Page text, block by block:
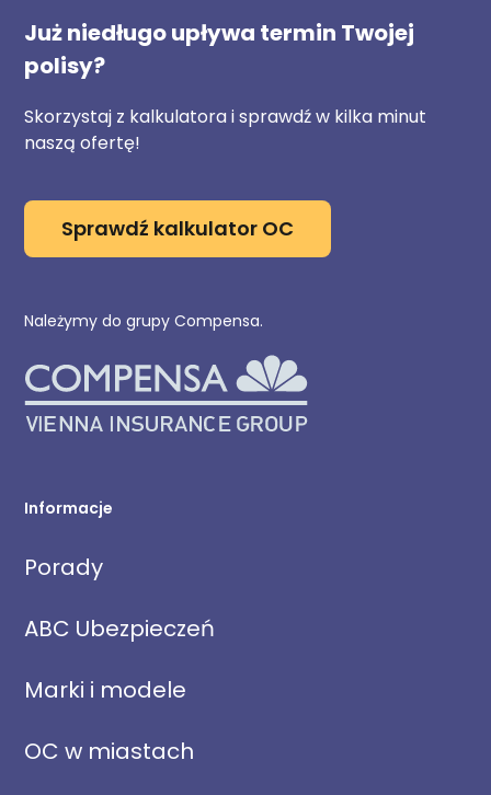
Już niedługo upływa termin Twojej
polisy?
Skorzystaj z kalkulatora i sprawdź w kilka minut
naszą ofertę!
Sprawdź kalkulator OC
Należymy do grupy Compensa.
Informacje
Porady
ABC Ubezpieczeń
Marki i modele
OC w miastach